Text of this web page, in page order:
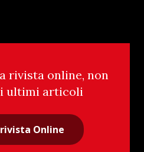
rivista online, non
ultimi articoli
Online